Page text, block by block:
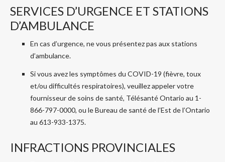
SERVICES D’URGENCE ET STATIONS
D’AMBULANCE
En cas d’urgence, ne vous présentez pas aux stations
d’ambulance.
Si vous avez les symptômes du COVID-19 (fièvre, toux
et/ou difficultés respiratoires), veuillez appeler votre
fournisseur de soins de santé, Télésanté Ontario au 1-
866-797-0000, ou le Bureau de santé de l’Est de l’Ontario
au 613-933-1375.
INFRACTIONS PROVINCIALES